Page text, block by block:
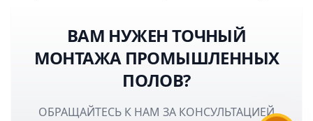
ВАМ НУЖЕН ТОЧНЫЙ
МОНТАЖА ПРОМЫШЛЕННЫХ
ПОЛОВ?
ОБРАЩАЙТЕСЬ К НАМ ЗА КОНСУЛЬТАЦИЕЙ